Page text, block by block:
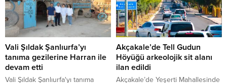
Vali Şıldak Şanlıurfa’yı
tanıma gezilerine Harran ile
devam etti
Vali Şıldak Şanlıurfa'yı tanıma
Akçakale’de Tell Gudun
Höyüğü arkeolojik sit alanı
ilan edildi
Akçakale’de Yeşerti Mahallesinde